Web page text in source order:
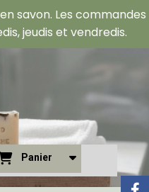
savon. Les commandes
jeudis et vendredis.
Panier